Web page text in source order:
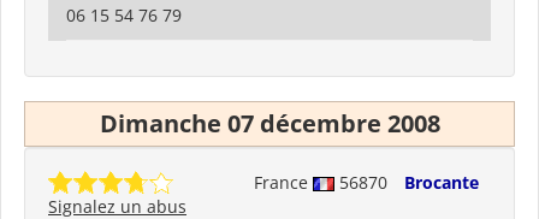
06 15 54 76 79
Dimanche 07 décembre 2008
France 56870
Brocante
Signalez un abus